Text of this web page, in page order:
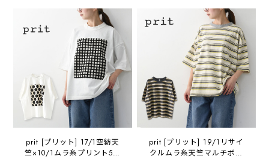
ルエット・LADY'S
[2026SS]
[2026SS]
prit [プリット] 17/1空紡天
竺×10/1ムラ糸プリント5分
prit [プリット] 19/1リサイ
クルムラ糸天竺マルチボー